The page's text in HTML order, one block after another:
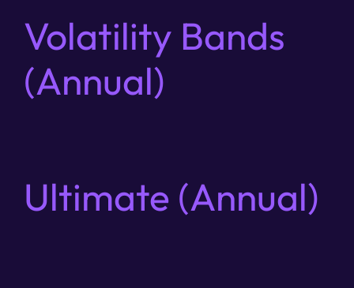
Volatility Bands
(Annual)
Ultimate (Annual)